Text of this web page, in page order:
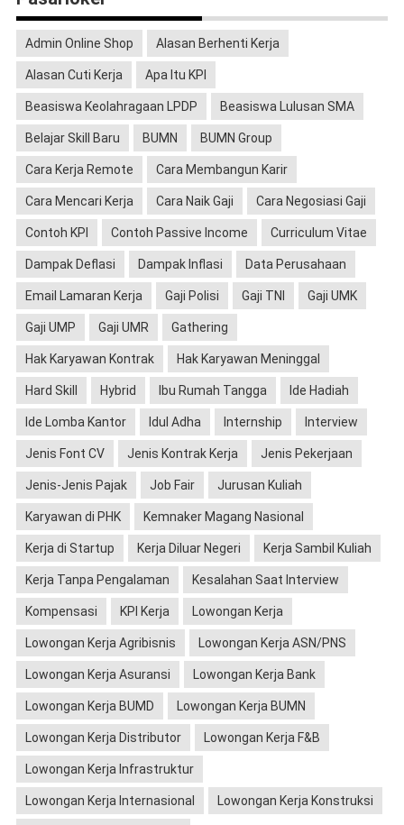
Admin Online Shop Alasan Berhenti Kerja
Alasan Cuti Kerja Apa Itu KPI
Beasiswa Keolahragaan LPDP Beasiswa Lulusan SMA
Belajar Skill Baru BUMN BUMN Group
Cara Kerja Remote Cara Membangun Karir
Cara Mencari Kerja Cara Naik Gaji Cara Negosiasi Gaji
Contoh KPI Contoh Passive Income Curriculum Vitae
Dampak Deflasi Dampak Inflasi Data Perusahaan
Email Lamaran Kerja Gaji Polisi Gaji TNI Gaji UMK
Gaji UMP Gaji UMR Gathering
Hak Karyawan Kontrak Hak Karyawan Meninggal
Hard Skill Hybrid Ibu Rumah Tangga Ide Hadiah
Ide Lomba Kantor Idul Adha Internship Interview
Jenis Font CV Jenis Kontrak Kerja Jenis Pekerjaan
Jenis-Jenis Pajak Job Fair Jurusan Kuliah
Karyawan di PHK Kemnaker Magang Nasional
Kerja di Startup Kerja Diluar Negeri Kerja Sambil Kuliah
Kerja Tanpa Pengalaman Kesalahan Saat Interview
Kompensasi KPI Kerja Lowongan Kerja
Lowongan Kerja Agribisnis Lowongan Kerja ASN/PNS
Lowongan Kerja Asuransi Lowongan Kerja Bank
Lowongan Kerja BUMD Lowongan Kerja BUMN
Lowongan Kerja Distributor Lowongan Kerja F&B
Lowongan Kerja Infrastruktur
Lowongan Kerja Internasional Lowongan Kerja Konstruksi